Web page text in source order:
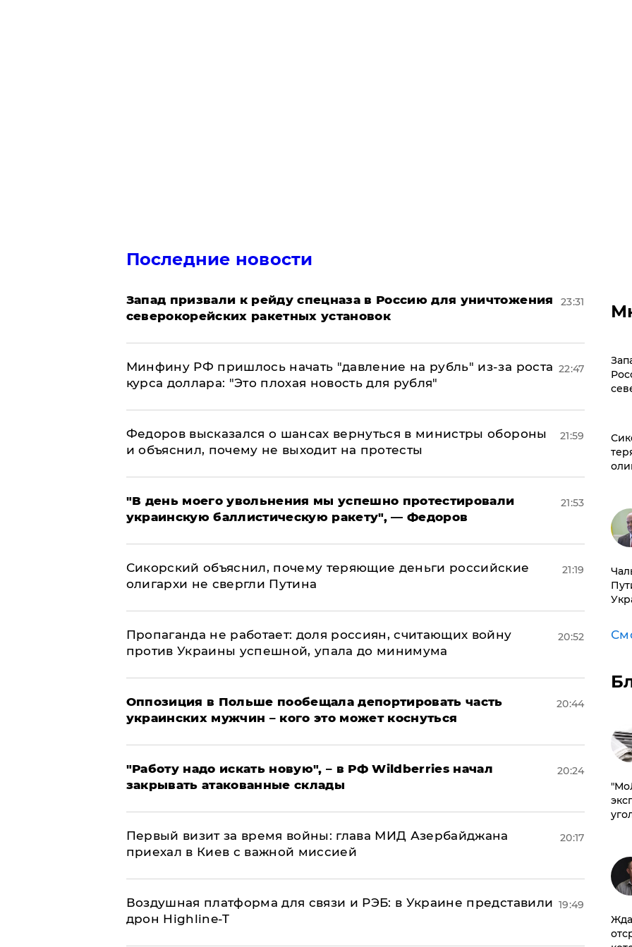
Последние новости
Запад призвали к рейду спецназа в Россию для уничтожения
северокорейских ракетных установок
23:31
Минфину РФ пришлось начать "давление на рубль" из-за роста
курса доллара: "Это плохая новость для рубля"
22:47
Федоров высказался о шансах вернуться в министры обороны
и объяснил, почему не выходит на протесты
21:59
​"В день моего увольнения мы успешно протестировали
украинскую баллистическую ракету", — Федоров
21:53
Сикорский объяснил, почему теряющие деньги российские
олигархи не свергли Путина
21:19
​Пропаганда не работает: доля россиян, считающих войну
против Украины успешной, упала до минимума
20:52
Оппозиция в Польше пообещала депортировать часть
украинских мужчин – кого это может коснуться
20:44
"Работу надо искать новую", – в РФ Wildberries начал
закрывать атакованные склады
20:24
Первый визит за время войны: глава МИД Азербайджана
приехал в Киев с важной миссией
20:17
Воздушная платформа для связи и РЭБ: в Украине представили
дрон Highline-T
19:49